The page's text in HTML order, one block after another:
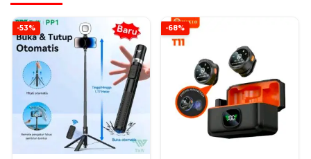
-53% -68%